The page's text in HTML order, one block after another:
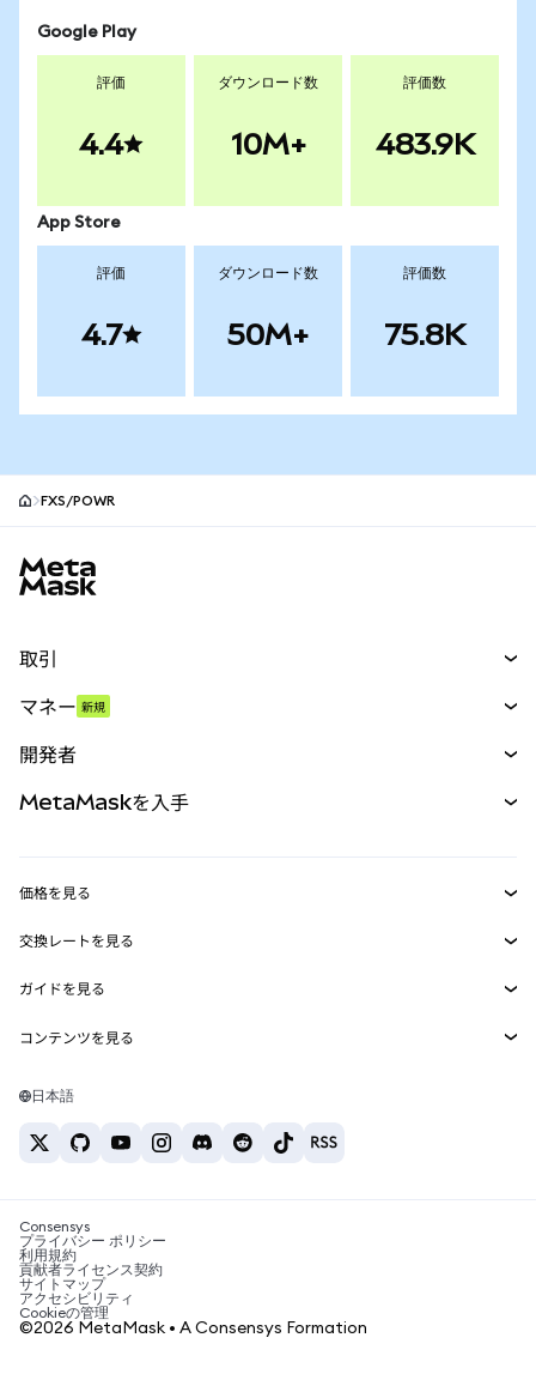
Google Play
評価
4.4
ダウンロード数
10M+
評価数
483.9K
App Store
評価
4.7
ダウンロード数
50M+
評価数
75.8K
FXS/POWR
取引
パーペチュアル
RWA
マネー 新規
開発者
MetaMask Connect
Snaps
Web3サービス
MetaMaskを入手
セキュリティ
サポート
キャリア
お問い合わせ
価格を見る
イーサリアムの価格
Solanaの価格
Tetherの価格
交換レートを見る
ETH→USD
USDT→INR
BTC→INR
ETH→USDT
ガイドを見る
ETHの購入
USDTの購入
SHIBの購入
BNBの購入
コンテンツを見る
Solanaウォレット
税制関連ニュース
暗号資産の購入方法は？
ビットコインを売るには？
日本語
Consensys
プライバシー ポリシー
利用規約
貢献者ライセンス契約
サイトマップ
アクセシビリティ
Cookieの管理
©2026 MetaMask • A Consensys Formation